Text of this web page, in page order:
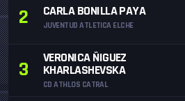
2 CARLA BONILLA PAYA
JUVENTUD ATLETICA ELCHE
3 VERONICA ÑIGUEZ
KHARLASHEVSKA
CD ATHLOS CATRAL